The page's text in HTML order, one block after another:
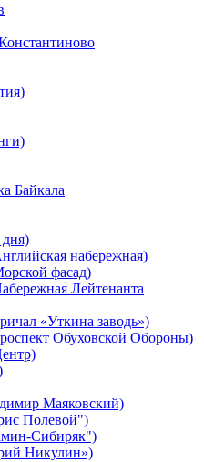
Байкала
набережная)
фасад)
Лейтенанта
«Уткина заводь»)
Обуховской Обороны)
Маяковский)
Полевой")
Сибиряк")
Никулин»)